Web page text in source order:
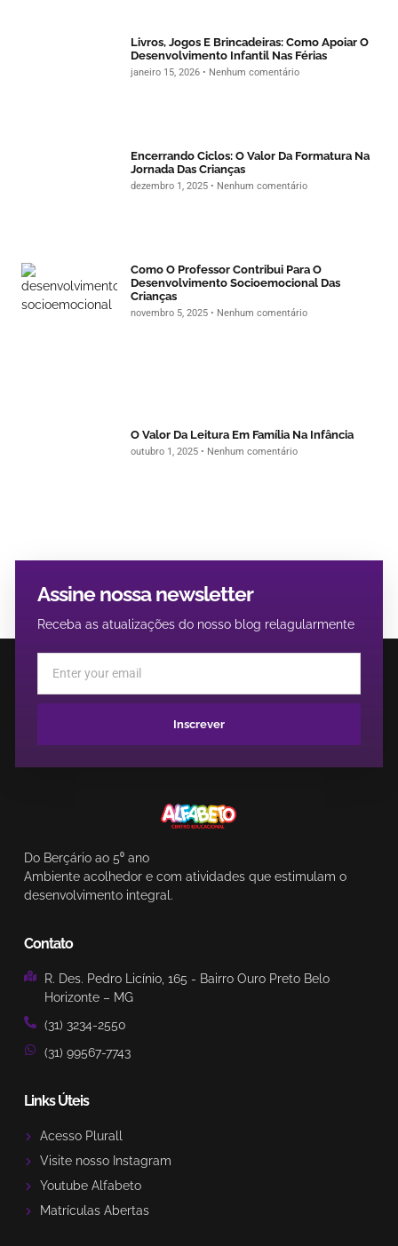
Livros, Jogos E Brincadeiras: Como Apoiar O
Desenvolvimento Infantil Nas Férias
janeiro 15, 2026 Nenhum comentário
Encerrando Ciclos: O Valor Da Formatura Na
Jornada Das Crianças
dezembro 1, 2025 Nenhum comentário
Como O Professor Contribui Para O
Desenvolvimento Socioemocional Das
Crianças
novembro 5, 2025 Nenhum comentário
O Valor Da Leitura Em Família Na Infância
outubro 1, 2025 Nenhum comentário
Assine nossa newsletter
Receba as atualizações do nosso blog relagularmente
Inscrever
Do Berçário ao 5⁰ ano
Ambiente acolhedor e com atividades que estimulam o
desenvolvimento integral.
Contato
R. Des. Pedro Licínio, 165 - Bairro Ouro Preto Belo
Horizonte – MG
(31) 3234-2550
(31) 99567-7743
Links Úteis
Acesso Plurall
Visite nosso Instagram
Youtube Alfabeto
Matrículas Abertas